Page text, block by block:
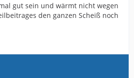
gut sein und wärmt nicht wegen
den ganzen Scheiß noch